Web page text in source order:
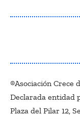
®Asociación Crece
Declarada entidad
Plaza del Pilar 12,